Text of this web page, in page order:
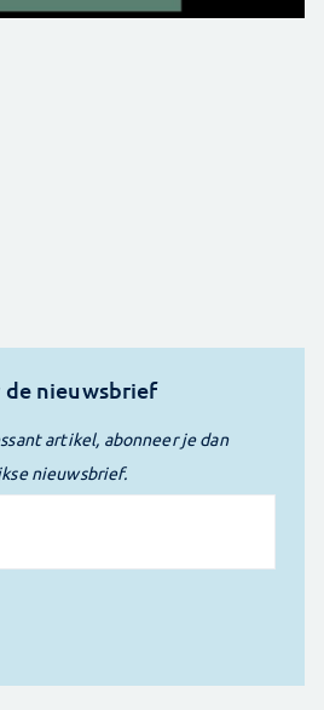
de nieuwsbrief
artikel, abonneer je dan
nieuwsbrief.